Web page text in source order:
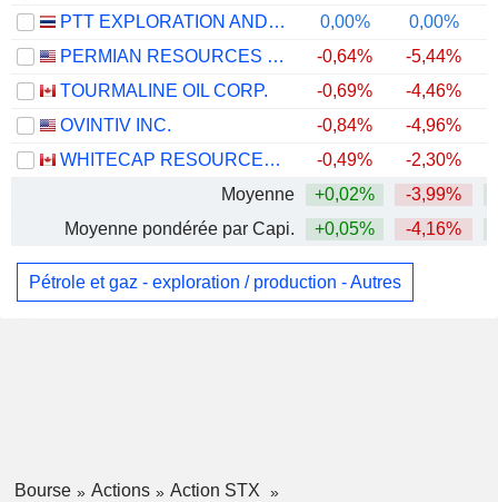
PTT EXPLORATION AND PRODUCTION
0,00% 0,00%
PERMIAN RESOURCES CORPORATION
-0,64% -5,44%
TOURMALINE OIL CORP.
-0,69% -4,46%
OVINTIV INC.
-0,84% -4,96%
WHITECAP RESOURCES INC.
-0,49% -2,30%
Moyenne
+0,02% -3,99%
Moyenne pondérée par Capi.
+0,05% -4,16%
Pétrole et gaz - exploration / production - Autres
Bourse Actions
Action STX